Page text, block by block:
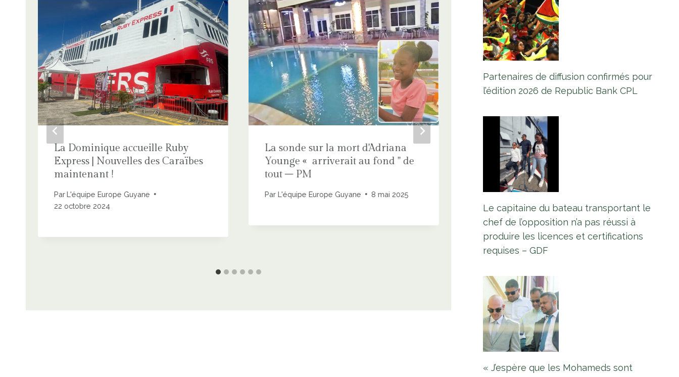
La Dominique accueille Ruby
Express | Nouvelles des Caraïbes
maintenant !
ParL'équipe Europe Guyane
22 octobre 2024
La sonde sur la mort d'Adriana
Younge « arriverait au fond '' de
tout – PM
Par L'équipe Europe Guyane 8 mai 2025
Sommet Caricom-Saoudite : les
pays du C’bean bénéficient de 2,5
milliards de dollars américains
pour des projets de
Par L'équipe Europe Guyane
19 novembre 2023
Partenaires de diffusion confirmés pour
l’édition 2026 de Republic Bank CPL
Le capitaine du bateau transportant le
chef de l’opposition n’a pas réussi à
produire les licences et certifications
requises – GDF
« J’espère que les Mohameds sont